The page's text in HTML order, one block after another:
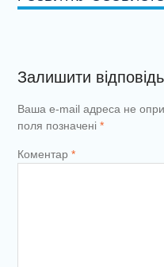
Залишити відповідь
Ваша e-mail адреса не
поля позначені *
Коментар *